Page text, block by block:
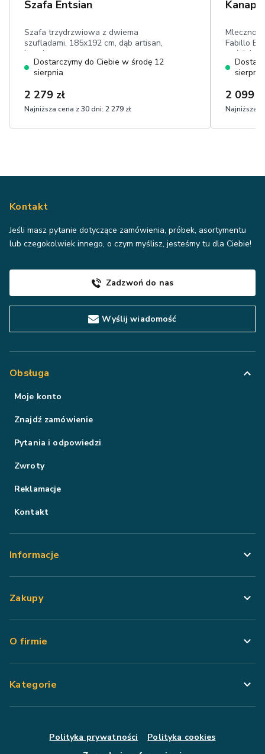
Szafa Entsian
Szafa trzydrzwiowa z dwiema
szufladami, 185x192 cm, dąb artisan,
lamele
Dostarczymy do Ciebie w środę 12
sierpnia
2 279 zł
Najniższa cena z 30 dni: 2 279 zł
Fabillo
pościel,
cm, dwa
w dotyku
sierpnia
2 099
Najniższa
Kontakt
Jeśli masz pytanie dotyczące zamówienia, próbek, asortymentu
lub czegokolwiek innego, o czym myślisz, jesteśmy tu dla Ciebie!
Zadzwoń do nas
Wyślij wiadomość
Obsługa
Moje konto
Znajdź zamówienie
Pytania i odpowiedzi
Zwroty
Reklamacje
Kontakt
Informacje
Zakupy
O firmie
Kategorie
Polityka prywatności
Polityka cookies